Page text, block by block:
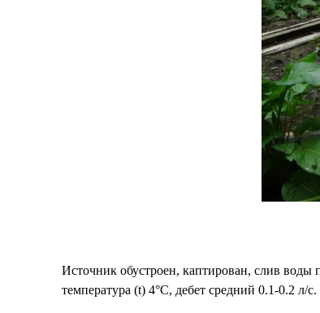
Источник обустроен, каптирован, слив воды
температура (t) 4°C, дебет средний 0.1-0.2 л/с.